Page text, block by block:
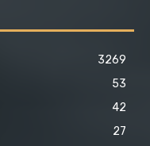
3269
53
42
27